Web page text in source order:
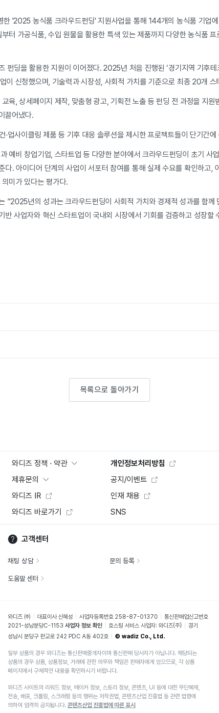
'2025 농식품 크라우드펀딩' 지원사업을 통해 144개의 농식품 기업
터 가공식품, 수입 원물을 활용한 특색 있는 제품까지 다양한 농식품
펀딩을 활용한 지원이 이어졌다. 2025년 처음 진행된 ‘경기지역 기후
이 신청했으며, 기술력과 시장성, 사회적 가치를 기준으로 최종 20개 스
육, 상세페이지 제작, 맞춤형 광고, 기획전 노출 등 펀딩 전 과정을 지원
끌어냈다.
·업사이클링 제품 등 기후 대응 솔루션을 제시한 프로젝트들이 단기간
예비 창업기업, 스타트업 등 다양한 분야에서 크라우드펀딩이 초기 사
다. 아이디어 단계의 사업이 서포터 참여를 통해 실제 수요를 확인하고,
미가 있다는 평가다.
“2025년의 성과는 크라우드펀딩이 사회적 가치와 경제적 성과를 함께
반 사업자와 혁신 스타트업이 국내외 시장에서 기회를 검증하고 성장할
목록으로 돌아가기
와디즈 정책 · 약관
개인정보처리방침
제휴문의
공지/이벤트
와디즈 IR
인재 채용
와디즈 바로가기
SNS
고객센터
채팅 상담 문의 등록
도움말 센터
와디즈 ㈜ 대표이사 신혜성 사업자등록번호 258-87-01370
통신판매업신고번호
2021-성남분당C-1153 사업자 정보 확인 호스팅 서비스 사업자: 와디즈(주)
경기
성남시 분당구 판교로 242 PDC A동 402호
© wadiz Co., Ltd.
일부 상품의 경우 와디즈는 통신판매중개자이며 통신판매 당사자가 아닙니다. 해당되는
상품의 경우 상품, 상품정보, 거래에 관한 의무와 책임은 판매자에게 있으므로, 각 상품
페이지에서 구체적인 내용을 확인하시기 바랍니다.
와디즈 사이트의 리워드 정보, 메이커 정보, 스토리 정보, 콘텐츠, UI 등에 대한 무단복제,
전송, 배포, 크롤링, 스크래핑 등의 행위는 저작권법, 콘텐츠산업 진흥법 등 관련 법령에
의하여 엄격히 금지됩니다. 콘텐츠산업 진흥법에 따른 표시